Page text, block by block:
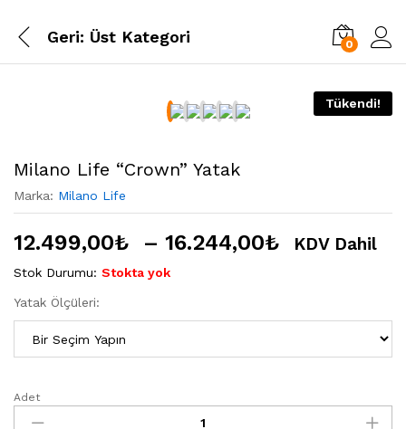
Geri: Üst Kategori 0
Tükendi!
Milano Life “Crown” Yatak
Marka: Milano Life
12.499,00₺ – 16.244,00₺ KDV Dahil
Stok Durumu: Stokta yok
Yatak Ölçüleri:
Milano
Life
Adet